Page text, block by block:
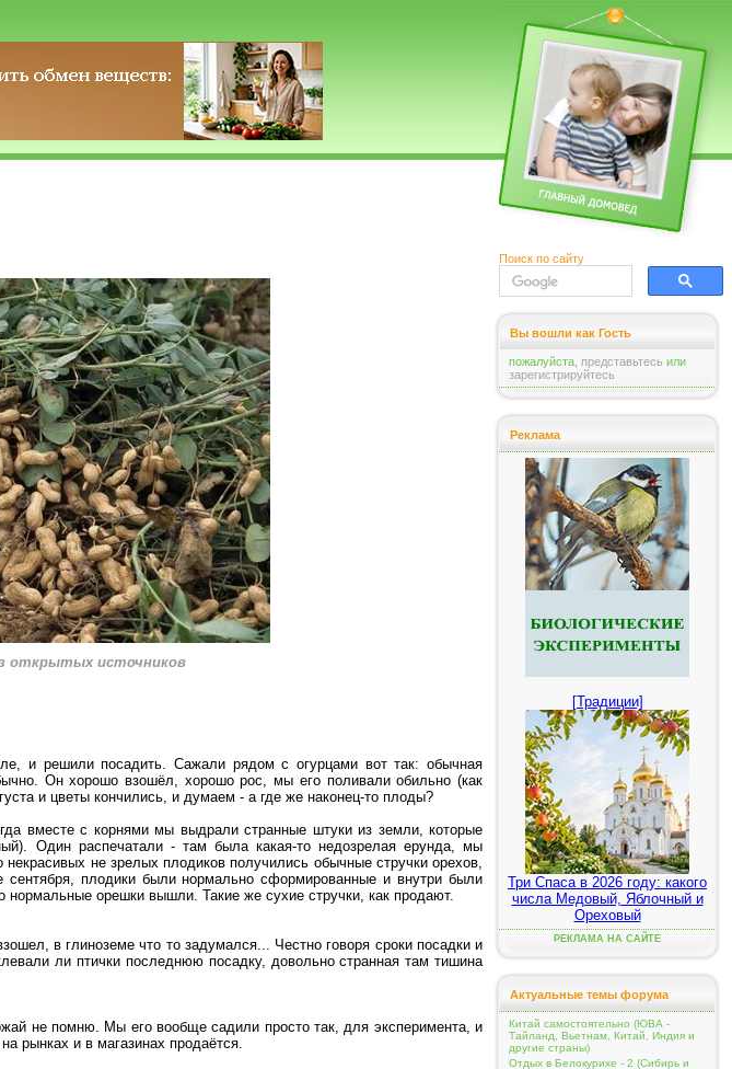
открытых источников
и решили посадить. Сажали рядом с огурцами вот так: обычная
Он хорошо взошёл, хорошо рос, мы его поливали обильно (как
и цветы кончились, и думаем - а где же наконец-то плоды?
вместе с корнями мы выдрали странные штуки из земли, которые
Один распечатали - там была какая-то недозрелая ерунда, мы
не зрелых плодиков получились обычные стручки орехов,
плодики были нормально сформированные и внутри были
нормальные орешки вышли. Такие же сухие стручки, как продают.
в глиноземе что то задумался... Честно говоря сроки посадки и
ли птички последнюю посадку, довольно странная там тишина
не помню. Мы его вообще садили просто так, для эксперимента, и
рынках и в магазинах продаётся.
Поиск по сайту
Вы вошли как Гость
пожалуйста, представьтесь или
зарегистрируйтесь
Реклама
[Традиции]
Три Спаса в 2026 году: какого
числа Медовый, Яблочный и
Ореховый
РЕКЛАМА НА САЙТЕ
Актуальные темы форума
Китай самостоятельно (ЮВА -
Тайланд, Вьетнам, Китай, Индия и
другие страны)
Отдых в Белокурихе - 2 (Сибирь и